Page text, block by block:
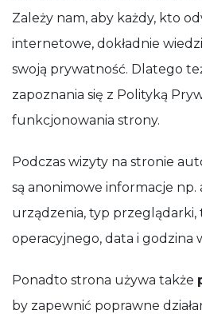
Zależy nam, aby każdy, kto
internetowe, dokładnie
swoją prywatność. Dlatego
zapoznania się z Polityką
funkcjonowania strony.
Podczas wizyty na stronie
są anonimowe informacje np.
urządzenia, typ przeglądarki,
operacyjnego, data i godzina
Ponadto strona używa także
by zapewnić poprawne
Są
potrzebne
do działania
In order for
the
website's
functionality
and
structure,
based on
used.